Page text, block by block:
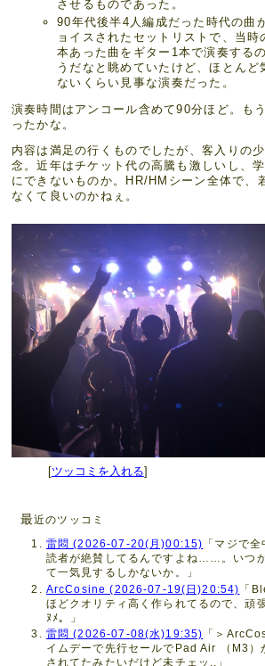
させるものであった。
90年代後半4人編成だった時代の曲
ョイスされたセットリストで、当時
本あった曲をギター1本で演奏する
うだなと眺めていたけど、ほとんど
ないくらい見事な演奏だった。
演奏時間はアンコール含めて90分ほど。も
ったかな。
内容は満足の行くものでしたが、客入りの
念。近年はチケット代の高騰も激しいし、
にできないものか。HR/HMシーン全体で、
なくて良いのかねぇ。
[ツッコミを入れる]
最近のツッコミ
雷悶 (2026-07-20(月)00:15)
「マジで
読者が絶賛してるんですよね……。いつ
て一気見するしかないか。」
ArcCosine (2026-07-19(日)20:54)
「
ほどクオリティ高く作られてるので、頑
ﾇﾒ。」
雷悶 (2026-07-08(水)19:35)
「＞
イムデーで先行セールでPad Air （M3）
されてたみたいだけど未チェッ..」